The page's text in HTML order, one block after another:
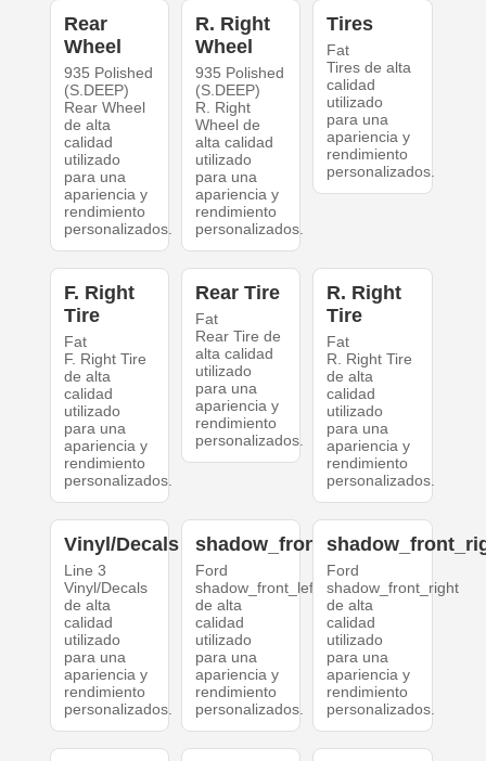
Rear
Wheel
935 Polished
(S.DEEP)
Rear Wheel
de alta
calidad
utilizado
para una
apariencia y
rendimiento
personalizados.
R. Right
Wheel
935 Polished
(S.DEEP)
R. Right
Wheel de
alta calidad
utilizado
para una
apariencia y
rendimiento
personalizados.
Tires
Fat
Tires de alta
calidad
utilizado
para una
apariencia y
rendimiento
personalizados.
F. Right
Tire
Fat
F. Right Tire
de alta
calidad
utilizado
para una
apariencia y
rendimiento
personalizados.
Rear Tire
Fat
Rear Tire de
alta calidad
utilizado
para una
apariencia y
rendimiento
personalizados.
R. Right
Tire
Fat
R. Right Tire
de alta
calidad
utilizado
para una
apariencia y
rendimiento
personalizados.
Vinyl/Decals
Line 3
Vinyl/Decals
de alta
calidad
utilizado
para una
apariencia y
rendimiento
personalizados.
shadow_front_left
Ford
shadow_front_left
de alta
calidad
utilizado
para una
apariencia y
rendimiento
personalizados.
Ford
shadow_front_right
de alta
calidad
utilizado
para una
apariencia y
rendimiento
personalizados.